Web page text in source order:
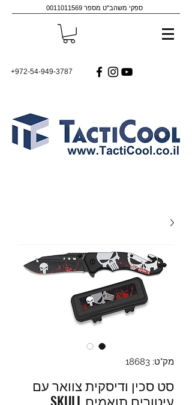
0011011569 ספקי משהב"ט מספר
+972-54-949-3787
מק"ט: 18683
סט סכין ודיסקית צוואר עם
עיטורים תואמים SKULL